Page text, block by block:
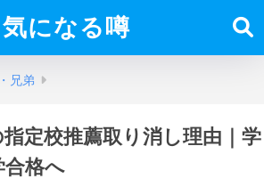
気になる噂
兄弟
定校推薦取り消し理由｜学
格へ